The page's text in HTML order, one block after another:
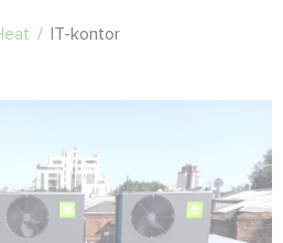
/ IT-kontor